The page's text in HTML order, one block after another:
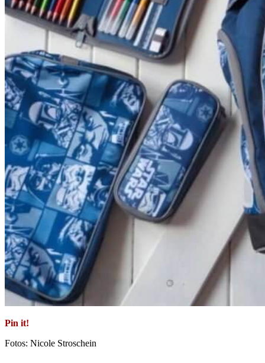
Pin it!
Fotos: Nicole Stroschein